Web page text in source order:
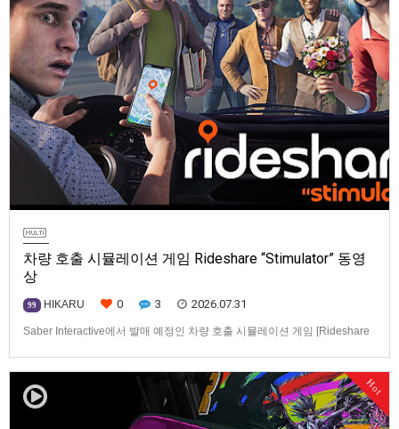
차량 호출 시뮬레이션 게임 Rideshare “Stimulator” 동영
상
99 HIKARU 0 3 2026.07.31
Saber Interactive에서 발매 예정인 차량 호출 시뮬레이션 게임 [Rideshare
을 운영하는 드라이버가 되어라'Rideshare "Stimulat…
Hot